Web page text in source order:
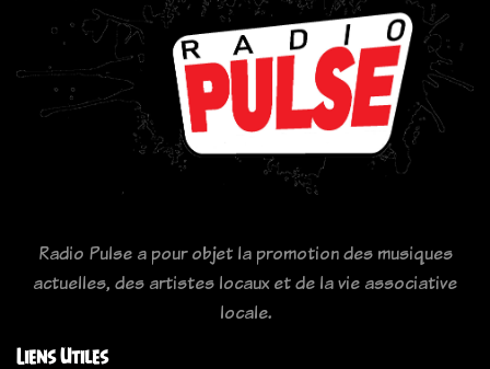
Radio Pulse a pour objet la promotion des musiques
actuelles, des artistes locaux et de la vie associative
locale.
Liens Utiles